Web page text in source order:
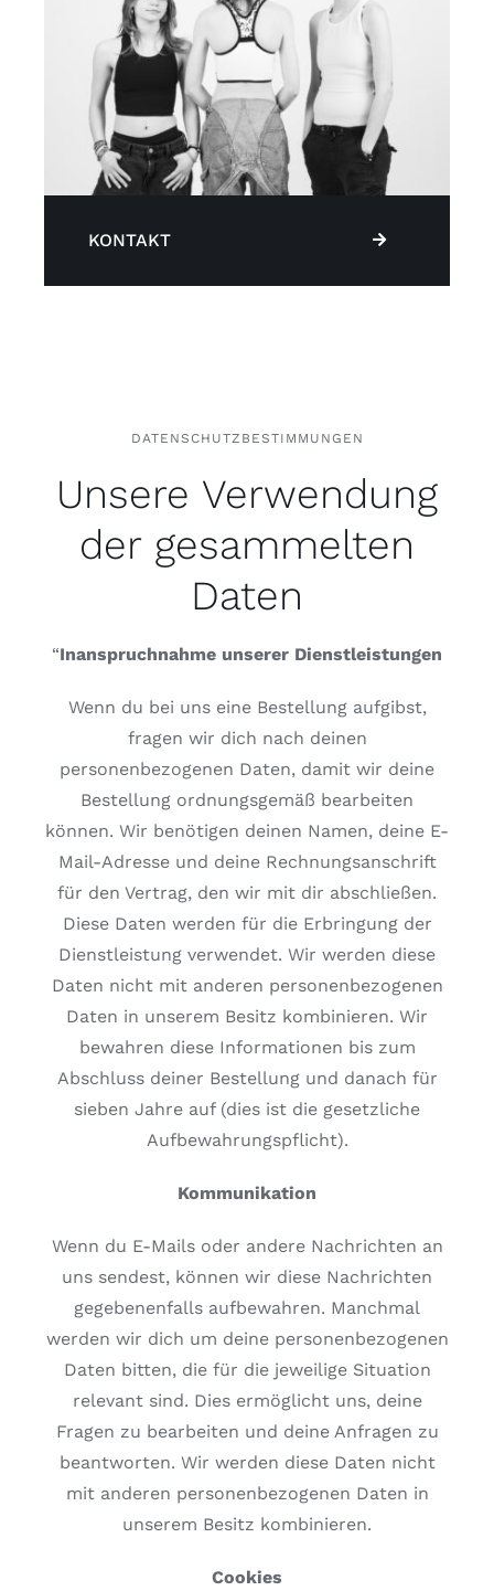
KONTAKT
DATENSCHUTZBESTIMMUNGEN
Unsere Verwendung
der gesammelten
Daten
“Inanspruchnahme unserer Dienstleistungen
Wenn du bei uns eine Bestellung aufgibst,
fragen wir dich nach deinen
personenbezogenen Daten, damit wir deine
Bestellung ordnungsgemäß bearbeiten
können. Wir benötigen deinen Namen, deine E-
Mail-Adresse und deine Rechnungsanschrift
für den Vertrag, den wir mit dir abschließen.
Diese Daten werden für die Erbringung der
Dienstleistung verwendet. Wir werden diese
Daten nicht mit anderen personenbezogenen
Daten in unserem Besitz kombinieren. Wir
bewahren diese Informationen bis zum
Abschluss deiner Bestellung und danach für
sieben Jahre auf (dies ist die gesetzliche
Aufbewahrungspflicht).
Kommunikation
Wenn du E-Mails oder andere Nachrichten an
uns sendest, können wir diese Nachrichten
gegebenenfalls aufbewahren. Manchmal
werden wir dich um deine personenbezogenen
Daten bitten, die für die jeweilige Situation
relevant sind. Dies ermöglicht uns, deine
Fragen zu bearbeiten und deine Anfragen zu
beantworten. Wir werden diese Daten nicht
mit anderen personenbezogenen Daten in
unserem Besitz kombinieren.
Cookies